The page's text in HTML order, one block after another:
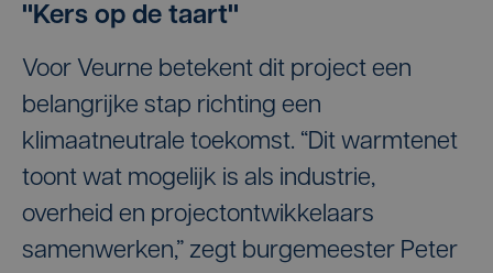
"Kers op de taart"
Voor Veurne betekent dit project een
belangrijke stap richting een
klimaatneutrale toekomst. “Dit warmtenet
toont wat mogelijk is als industrie,
overheid en projectontwikkelaars
samenwerken,” zegt burgemeester Peter